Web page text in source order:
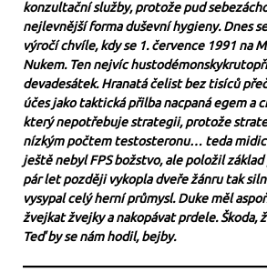
konzultační služby, protože pud
nejlevnější forma duševní hygieny. Dnes
výročí chvíle, kdy se 1. července 1991 na
Nukem. Ten nejvíc
devadesátek. Hranatá čelist bez tisíců
účes jako taktická přilba nacpaná egem a
který nepotřebuje strategii, protože
nízkým počtem testosteronu… teda
ještě nebyl FPS božstvo, ale položil
pár let později vykopla dveře žánru tak
vysypal celý herní průmysl. Duke měl
žvejkat žvejky a nakopávat prdele. Škoda,
Teď by se nám hodil, bejby.